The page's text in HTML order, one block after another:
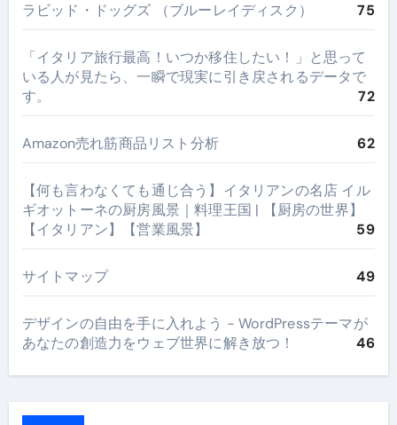
ラビッド・ドッグズ （ブルーレイディスク） 75
​「イタリア旅行最高！いつか移住したい！」と思って
いる人が見たら、一瞬で現実に引き戻されるデータで
す。
72
Amazon売れ筋商品リスト分析 62
【何も言わなくても通じ合う】イタリアンの名店 イル
ギオットーネの厨房風景｜料理王国 | 【厨房の世界】
【イタリアン】【営業風景】
59
サイトマップ 49
デザインの自由を手に入れよう - WordPressテーマが
あなたの創造力をウェブ世界に解き放つ！
46